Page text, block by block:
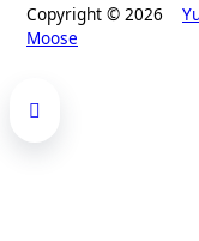
Copyright © 2026
Moose